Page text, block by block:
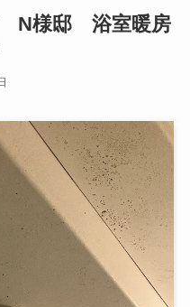
N様邸 浴室暖房